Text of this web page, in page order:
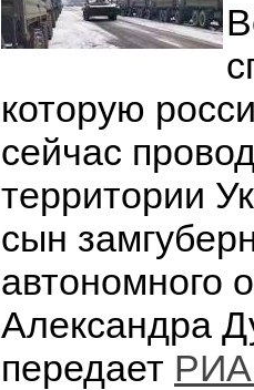
которую
сейчас
территории
сын
автономного
Александра
передает РИА